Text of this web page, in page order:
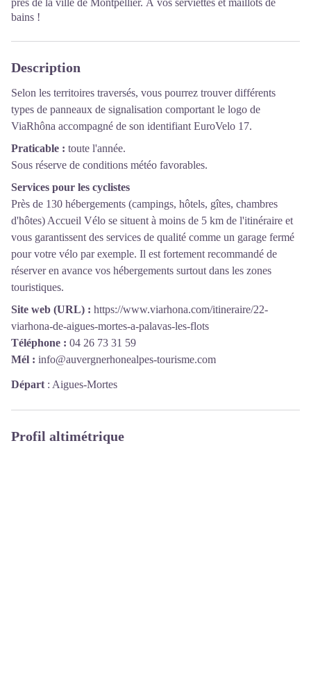
près de la ville de Montpellier. À vos serviettes et maillots de
bains !
Description
Selon les territoires traversés, vous pourrez trouver différents
types de panneaux de signalisation comportant le logo de
ViaRhôna accompagné de son identifiant EuroVelo 17.
Praticable : toute l'année.
Sous réserve de conditions météo favorables.
Services pour les cyclistes
Près de 130 hébergements (campings, hôtels, gîtes, chambres
d'hôtes) Accueil Vélo se situent à moins de 5 km de l'itinéraire et
vous garantissent des services de qualité comme un garage fermé
pour votre vélo par exemple. Il est fortement recommandé de
réserver en avance vos hébergements surtout dans les zones
touristiques.
Site web (URL) : https://www.viarhona.com/itineraire/22-
viarhona-de-aigues-mortes-a-palavas-les-flots
Téléphone : 04 26 73 31 59
Mél : info@auvergnerhonealpes-tourisme.com
Départ : Aigues-Mortes
Profil altimétrique